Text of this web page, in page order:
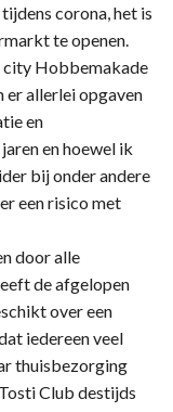
corona, het is
te openen.
city Hobbemakade
er allerlei opgaven
en
en hoewel ik
bij onder andere
een risico met
door alle
de afgelopen
over een
iedereen veel
thuisbezorging
Club destijds